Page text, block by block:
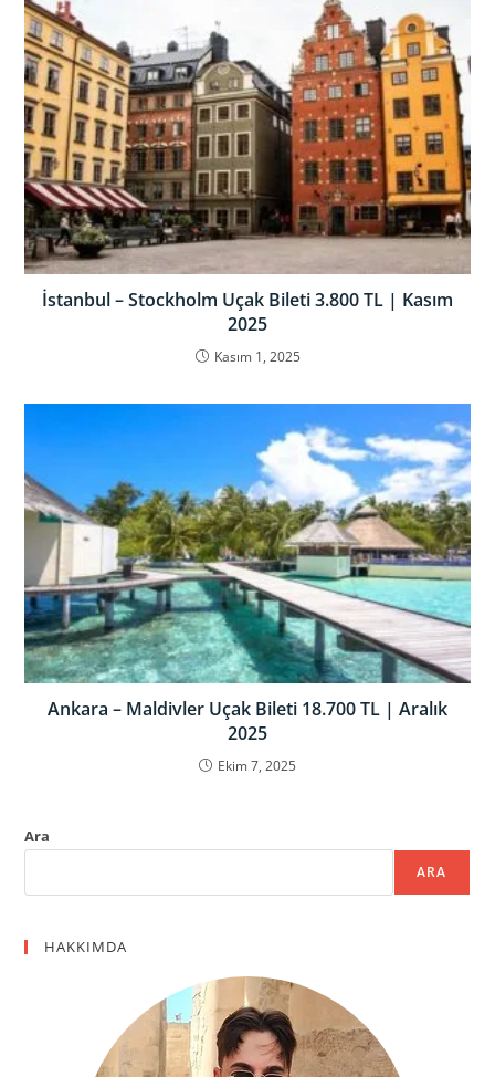
İstanbul – Stockholm Uçak Bileti 3.800 TL | Kasım
2025
Kasım 1, 2025
Ankara – Maldivler Uçak Bileti 18.700 TL | Aralık
2025
Ekim 7, 2025
Ara
ARA
HAKKIMDA